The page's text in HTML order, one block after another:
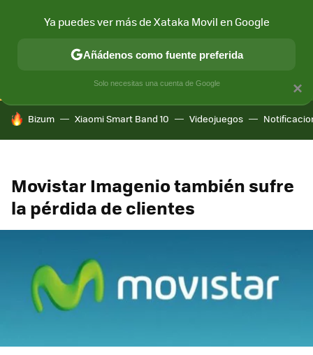
CONECTIVIDAD MÓVIL Y SOCIEDAD APLICACIONES
HOY SE HABLA DE
Bizum Xiaomi Smart Band 10 Videojuegos
Movistar Imagenio también sufre
la pérdida de clientes
×
Ya puedes ver más de Xataka Movil en Google
Añádenos como fuente preferida
Solo necesitas una cuenta de Google